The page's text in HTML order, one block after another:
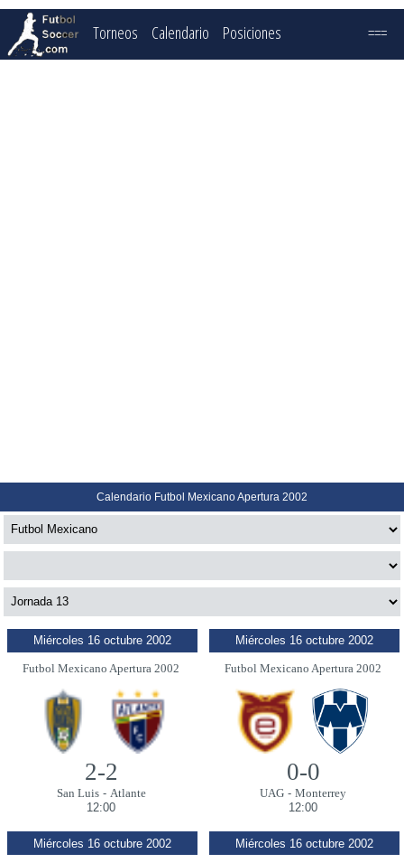
Torneos Calendario Posiciones ===
Calendario Futbol Mexicano Apertura 2002
Miércoles 16 octubre 2002
Futbol Mexicano Apertura 2002
2-2
San Luis- Atlante
12:00
Miércoles 16 octubre 2002
Futbol Mexicano Apertura 2002
0-0
UAG - Monterrey
12:00
Miércoles 16 octubre 2002 Miércoles 16 octubre 2002